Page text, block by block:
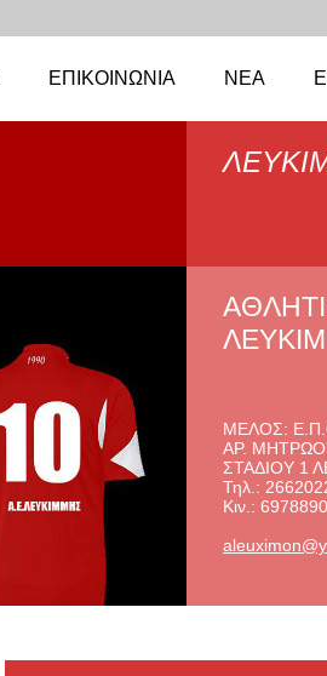
ΕΠΙΚΟΙΝΩΝΊΑ ΝΈΑ
ΜΕΛΟΣ:
ΑΡ.
ΣΤΑΔΙΟΥ 1
Τηλ.:
Κιν.:
aleuximo